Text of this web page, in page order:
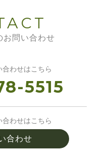
お問い合わせ
わせはこちら
5515
合わせはこちら
合わせ